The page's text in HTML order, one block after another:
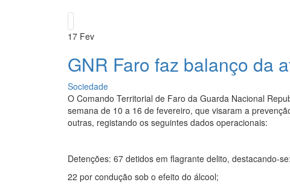
17 Fev
GNR Faro faz balanço da
Sociedade
O Comando Territorial de Faro da Guarda Nacional
semana de 10 a 16 de fevereiro, que visaram a
outras, registando os seguintes dados operacionais:
Detenções: 67 detidos em flagrante delito, destacando-se:
22 por condução sob o efeito do álcool;